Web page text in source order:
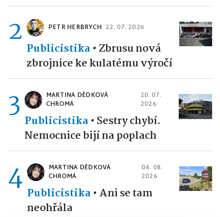
2 PETR HERBRYCH 22. 07. 2026
Publicistika• Zbrusu nová
zbrojnice ke kulatému výročí
3
MARTINA DĚDKOVÁ
CHROMÁ
20. 07.
2026
Publicistika• Sestry chybí.
Nemocnice bijí na poplach
4
MARTINA DĚDKOVÁ
CHROMÁ
04. 08.
2026
Publicistika• Ani se tam
neohřála